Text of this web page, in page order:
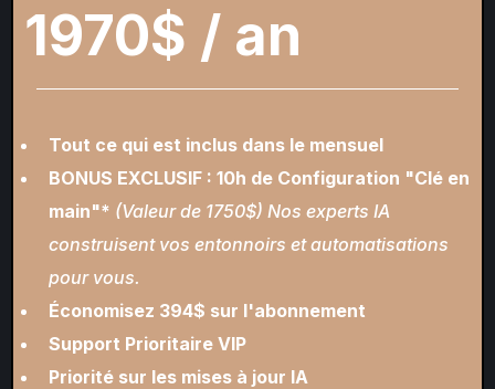
1970$ / an
Tout ce qui est inclus dans le mensuel
BONUS EXCLUSIF : 10h de Configuration "Clé en
main"* (Valeur de 1750$) Nos experts IA
construisent vos entonnoirs et automatisations
pour vous.
Économisez 394$ sur l'abonnement
Support Prioritaire VIP
Priorité sur les mises à jour IA